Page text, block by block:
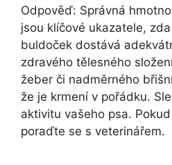
Odpověď: Správná
jsou klíčové ukazatele,
buldoček dostává
zdravého tělesného
žeber či nadměrného
že je krmení v pořádku.
aktivitu vašeho psa.
poraďte se s veterinářem.